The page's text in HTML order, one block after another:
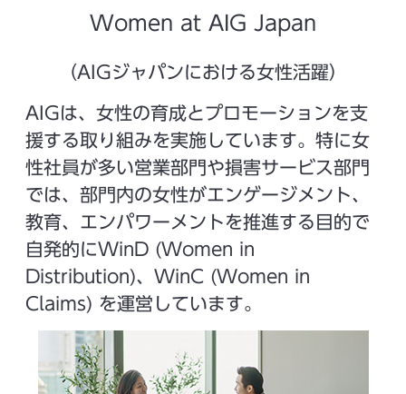
Women at AIG Japan
（AIGジャパンにおける女性活躍）
AIGは、女性の育成とプロモーションを支
援する取り組みを実施しています。特に女
性社員が多い営業部門や損害サービス部門
では、部門内の女性がエンゲージメント、
教育、エンパワーメントを推進する目的で
自発的にWinD (Women in
Distribution)、WinC (Women in
Claims) を運営しています。